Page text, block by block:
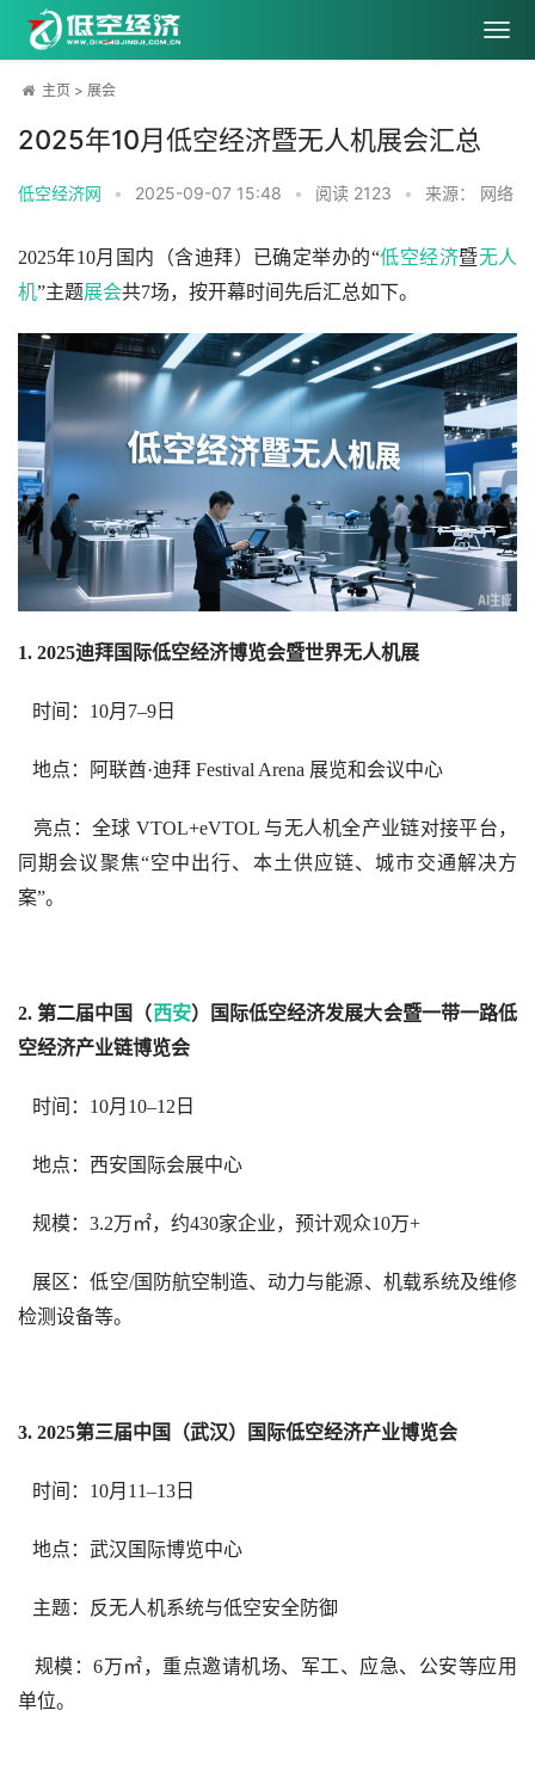
主页 > 展会
2025年10月低空经济暨无人机展会汇总
低空经济网 • 2025-09-07 15:48 • 阅读 2123 • 来源： 网络
2025年10月国内（含迪拜）已确定举办的“低空经济暨无人
机”主题展会共7场，按开幕时间先后汇总如下。
1. 2025迪拜国际低空经济博览会暨世界无人机展
时间：10月7–9日
地点：阿联酋·迪拜 Festival Arena 展览和会议中心
亮点：全球 VTOL+eVTOL 与无人机全产业链对接平台，
同期会议聚焦“空中出行、本土供应链、城市交通解决方
案”。
2. 第二届中国（西安）国际低空经济发展大会暨一带一路低
空经济产业链博览会
时间：10月10–12日
地点：西安国际会展中心
规模：3.2万㎡，约430家企业，预计观众10万+
展区：低空/国防航空制造、动力与能源、机载系统及维修
检测设备等。
3. 2025第三届中国（武汉）国际低空经济产业博览会
时间：10月11–13日
地点：武汉国际博览中心
主题：反无人机系统与低空安全防御
规模：6万㎡，重点邀请机场、军工、应急、公安等应用
单位。